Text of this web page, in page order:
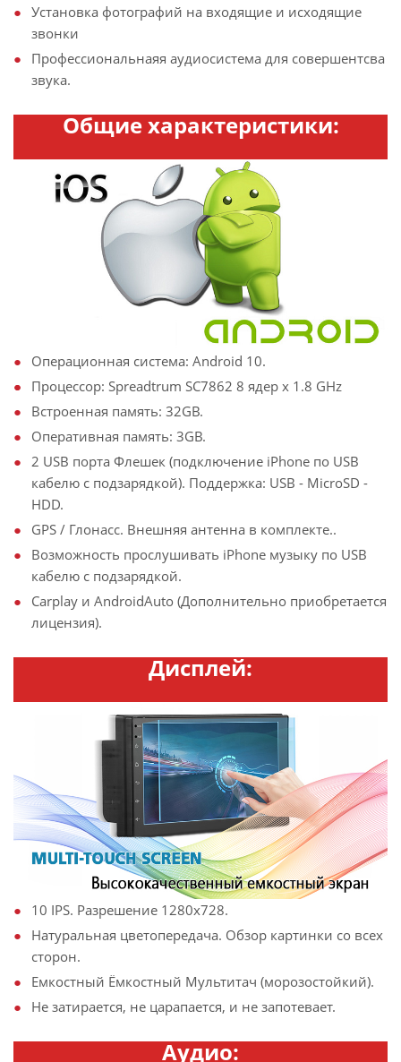
Установка фотографий на входящие и исходящие
звонки
Профессиональнаяя аудиосистема для совершентсва
звука.
Общие характеристики:
Операционная система: Android 10.
Процессор: Spreadtrum SC7862 8 ядер х 1.8 GHz
Встроенная память: 32GB.
Оперативная память: 3GB.
2 USB порта Флешек (подключение iPhone по USB
кабелю с подзарядкой). Поддержка: USB - MicroSD -
HDD.
GPS / Глонасс. Внешняя антенна в комплекте..
Возможность прослушивать iPhone музыку по USB
кабелю с подзарядкой.
Carplay и AndroidAuto (Дополнительно приобретается
лицензия).
Дисплей:
10 IPS. Разрешение 1280х728.
Натуральная цветопередача. Обзор картинки со всех
сторон.
Емкостный Ёмкостный Мультитач (морозостойкий).
Не затирается, не царапается, и не запотевает.
Аудио: